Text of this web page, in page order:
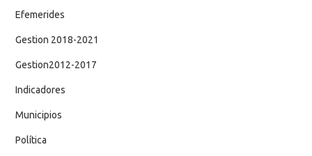
Efemerides
Gestion 2018-2021
Gestion2012-2017
Indicadores
Municipios
Política